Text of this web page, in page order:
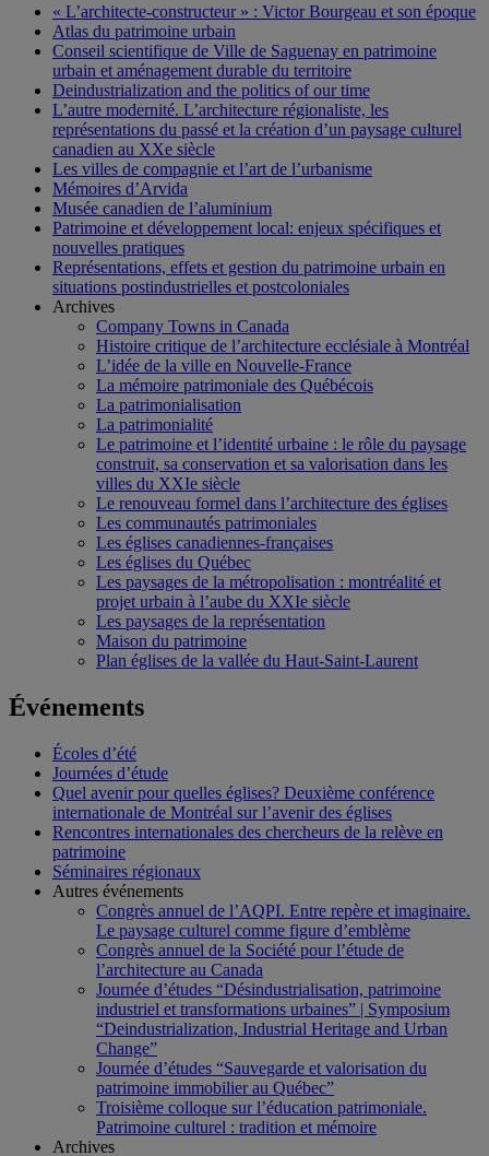
« L’architecte-constructeur » : Victor Bourgeau et son époque
Atlas du patrimoine urbain
Conseil scientifique de Ville de Saguenay en patrimoine
urbain et aménagement durable du territoire
Deindustrialization and the politics of our time
L’autre modernité. L’architecture régionaliste, les
représentations du passé et la création d’un paysage culturel
canadien au XXe siècle
Les villes de compagnie et l’art de l’urbanisme
Mémoires d’Arvida
Musée canadien de l’aluminium
Patrimoine et développement local: enjeux spécifiques et
nouvelles pratiques
Représentations, effets et gestion du patrimoine urbain en
situations postindustrielles et postcoloniales
Archives
Company Towns in Canada
Histoire critique de l’architecture ecclésiale à Montréal
L’idée de la ville en Nouvelle-France
La mémoire patrimoniale des Québécois
La patrimonialisation
La patrimonialité
Le patrimoine et l’identité urbaine : le rôle du paysage
construit, sa conservation et sa valorisation dans les
villes du XXIe siècle
Le renouveau formel dans l’architecture des églises
Les communautés patrimoniales
Les églises canadiennes-françaises
Les églises du Québec
Les paysages de la métropolisation : montréalité et
projet urbain à l’aube du XXIe siècle
Les paysages de la représentation
Maison du patrimoine
Plan églises de la vallée du Haut-Saint-Laurent
Événements
Écoles d’été
Journées d’étude
Quel avenir pour quelles églises? Deuxième conférence
internationale de Montréal sur l’avenir des églises
Rencontres internationales des chercheurs de la relève en
patrimoine
Séminaires régionaux
Autres événements
Congrès annuel de l’AQPI. Entre repère et imaginaire.
Le paysage culturel comme figure d’emblème
Congrès annuel de la Société pour l’étude de
l’architecture au Canada
Journée d’études “Désindustrialisation, patrimoine
industriel et transformations urbaines” | Symposium
“Deindustrialization, Industrial Heritage and Urban
Change”
Journée d’études “Sauvegarde et valorisation du
patrimoine immobilier au Québec”
Troisième colloque sur l’éducation patrimoniale.
Patrimoine culturel : tradition et mémoire
Archives